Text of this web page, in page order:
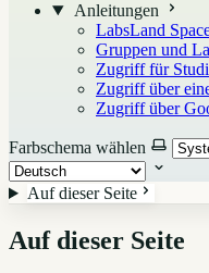
Anleitungen
LabsLand
Gruppen und
Zugriff für
Zugriff über
Zugriff über
Farbschema wählen
Auf dieser Seite
Auf dieser Seite